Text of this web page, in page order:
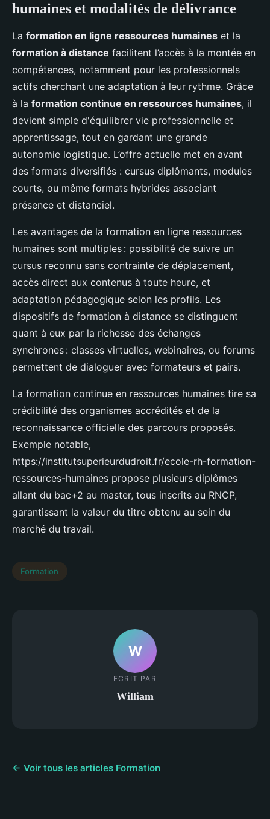
humaines et modalités de délivrance
La formation en ligne ressources humaines et la
formation à distance facilitent l’accès à la montée en
compétences, notamment pour les professionnels
actifs cherchant une adaptation à leur rythme. Grâce
à la formation continue en ressources humaines, il
devient simple d'équilibrer vie professionnelle et
apprentissage, tout en gardant une grande
autonomie logistique. L’offre actuelle met en avant
des formats diversifiés : cursus diplômants, modules
courts, ou même formats hybrides associant
présence et distanciel.
Les avantages de la formation en ligne ressources
humaines sont multiples : possibilité de suivre un
cursus reconnu sans contrainte de déplacement,
accès direct aux contenus à toute heure, et
adaptation pédagogique selon les profils. Les
dispositifs de formation à distance se distinguent
quant à eux par la richesse des échanges
synchrones : classes virtuelles, webinaires, ou forums
permettent de dialoguer avec formateurs et pairs.
La formation continue en ressources humaines tire sa
crédibilité des organismes accrédités et de la
reconnaissance officielle des parcours proposés.
Exemple notable,
https://institutsuperieurdudroit.fr/ecole-rh-formation-
ressources-humaines propose plusieurs diplômes
allant du bac+2 au master, tous inscrits au RNCP,
garantissant la valeur du titre obtenu au sein du
marché du travail.
Formation
W
ECRIT PAR
William
← Voir tous les articles Formation